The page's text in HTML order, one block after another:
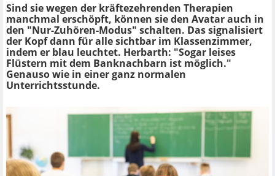
Sind sie wegen der kräftezehrenden Therapien
manchmal erschöpft, können sie den Avatar auch in
den "Nur-Zuhören-Modus" schalten. Das signalisiert
der Kopf dann für alle sichtbar im Klassenzimmer,
indem er blau leuchtet. Herbarth: "Sogar leises
Flüstern mit dem Banknachbarn ist möglich."
Genauso wie in einer ganz normalen
Unterrichtsstunde.